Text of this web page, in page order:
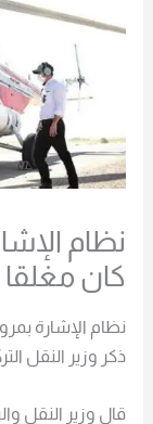
نظام
كان مغلقا
نظام الإشارة
ذكر وزير النقل
قال وزير النقل